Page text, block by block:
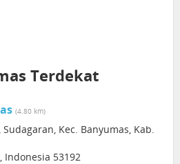
Terdekat
(4.80 km)
Kec. Banyumas, Kab.
Indonesia 53192